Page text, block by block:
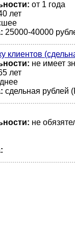
от 1 года
лет
25000-40000
клиентов
не имеет
лет
сдельная рублей
не